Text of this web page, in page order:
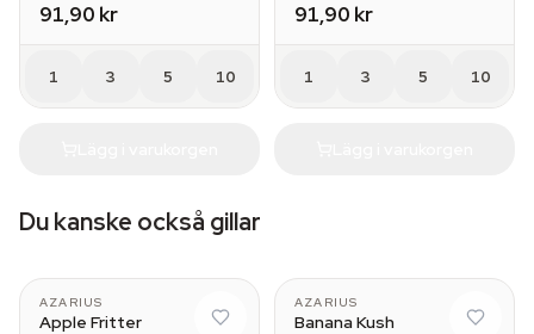
91,90 kr
1 3 5 10
91,90 kr
1 3 5 10
Du kanske också gillar
AZARIUS
Apple Fritter
AZARIUS
Banana Kush